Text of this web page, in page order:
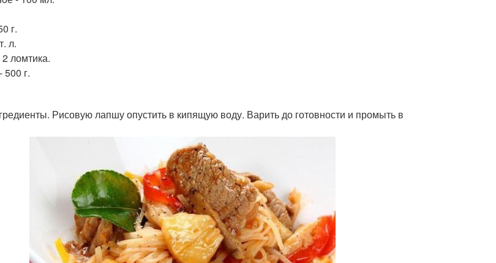
г.
л.
ломтика.
г.
Рисовую лапшу опустить в кипящую воду. Варить до готовности и промыть в